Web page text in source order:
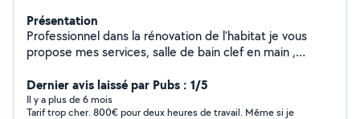
Présentation
Professionnel dans la rénovation de l'habitat je vous
propose mes services, salle de bain clef en main ,
à me contacter pour vos projets les plus fous .
Dernier avis laissé par Pubs : 1/5
Il y a plus de 6 mois
Tarif trop cher. 800€ pour deux heures de travail. Même si je